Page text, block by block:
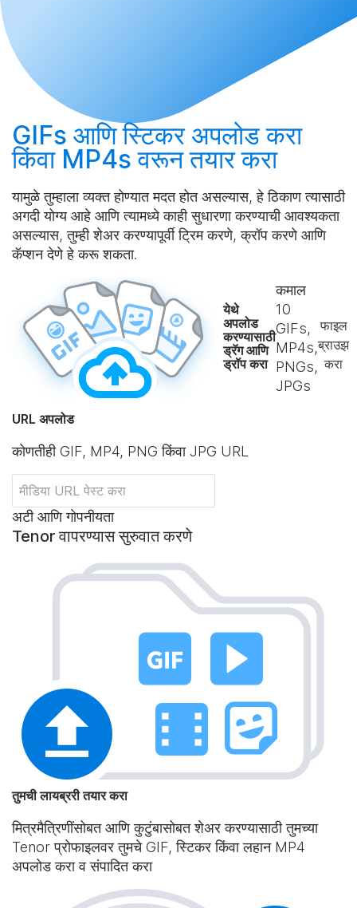
GIFs आणि स्टिकर अपलोड करा
किंवा MP4s वरूनतयार करा
यामुळे तुम्हाला व्यक्त होण्यात मदत होत असल्यास, हे ठिकाण त्यासाठी
अगदी योग्य आहे आणि त्यामध्ये काही सुधारणा करण्याची आवश्यकता
असल्यास, तुम्ही शेअर करण्यापूर्वी ट्रिम करणे, क्रॉप करणे आणि
कॅप्शन देणे हे करू शकता.
येथे
अपलोड
करण्यासाठी
ड्रॅग आणि
ड्रॉप करा
कमाल
10
GIFs,
MP4s,
PNGs,
JPGs
फाइल
ब्राउझ
करा
URL अपलोड
कोणतीही GIF, MP4, PNG किंवा JPG URL
अटी आणि गोपनीयता
Tenor वापरण्यास सुरुवात करणे
तुमची लायब्ररी तयार करा
मित्रमैत्रिणींसोबत आणि कुटुंबासोबत शेअर करण्यासाठी तुमच्या
Tenor प्रोफाइलवर तुमचे GIF, स्टिकर किंवा लहान MP4
अपलोड करा व संपादित करा